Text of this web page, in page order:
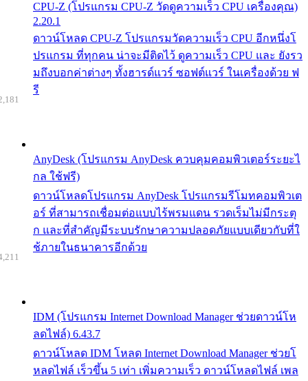
CPU-Z (โปรแกรม CPU-Z วัดดูความเร็ว CPU เครื่องคุณ)
2.20.1
ดาวน์โหลด CPU-Z โปรแกรมวัดความเร็ว CPU อีกหนึ่งโ
ปรแกรม ที่ทุกคน น่าจะมีติดไว้ ดูความเร็ว CPU และ ยังรว
มถึงบอกค่าต่างๆ ทั้งฮารด์แวร์ ซอฟต์แวร์ ในเครื่องด้วย ฟ
รี
AnyDesk (โปรแกรม AnyDesk ควบคุมคอมพิวเตอร์ระยะไ
กล ใช้ฟรี)
ดาวน์โหลดโปรแกรม AnyDesk โปรแกรมรีโมทคอมพิวเต
อร์ ที่สามารถเชื่อมต่อแบบไร้พรมแดน รวดเร็มไม่มีกระตุ
ก และที่สำคัญมีระบบรักษาความปลอดภัยแบบเดียวกับที่ใ
ช้ภายในธนาคารอีกด้วย
IDM (โปรแกรม Internet Download Manager ช่วยดาวน์โห
ลดไฟล์) 6.43.7
ดาวน์โหลด IDM โหลด Internet Download Manager ช่วยโ
หลดไฟล์ เร็วขึ้น 5 เท่า เพิ่มความเร็ว ดาวน์โหลดไฟล์ เพล